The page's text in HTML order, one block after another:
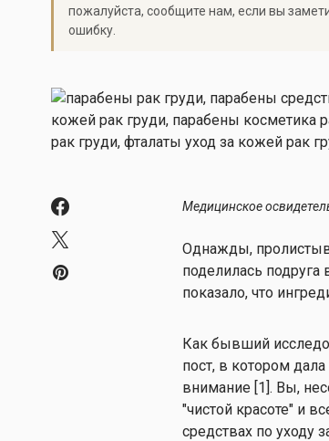
пожалуйста, сообщите нам, если вы
ошибку.
Медицинское
Однажды,
поделилась подруга
показало, что
Как бывший
пост, в котором
внимание [1]. Вы,
"чистой красоте" и
средствах по уходу